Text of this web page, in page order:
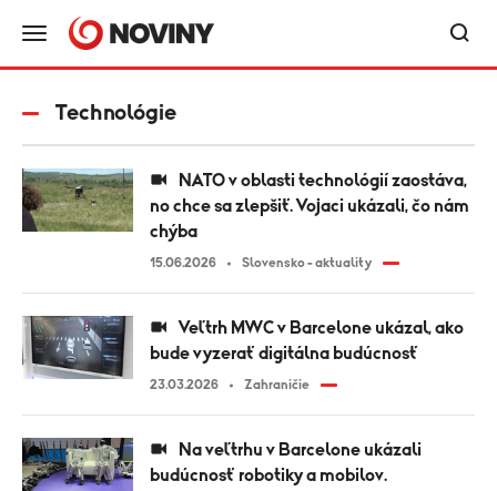
Technológie
no chce sa zlepšiť. Vojaci ukázali, čo nám
chýba
15.06.2026 Slovensko - aktuality
bude vyzerať digitálna budúcnosť
23.03.2026 Zahraničie
budúcnosť robotiky a mobilov.